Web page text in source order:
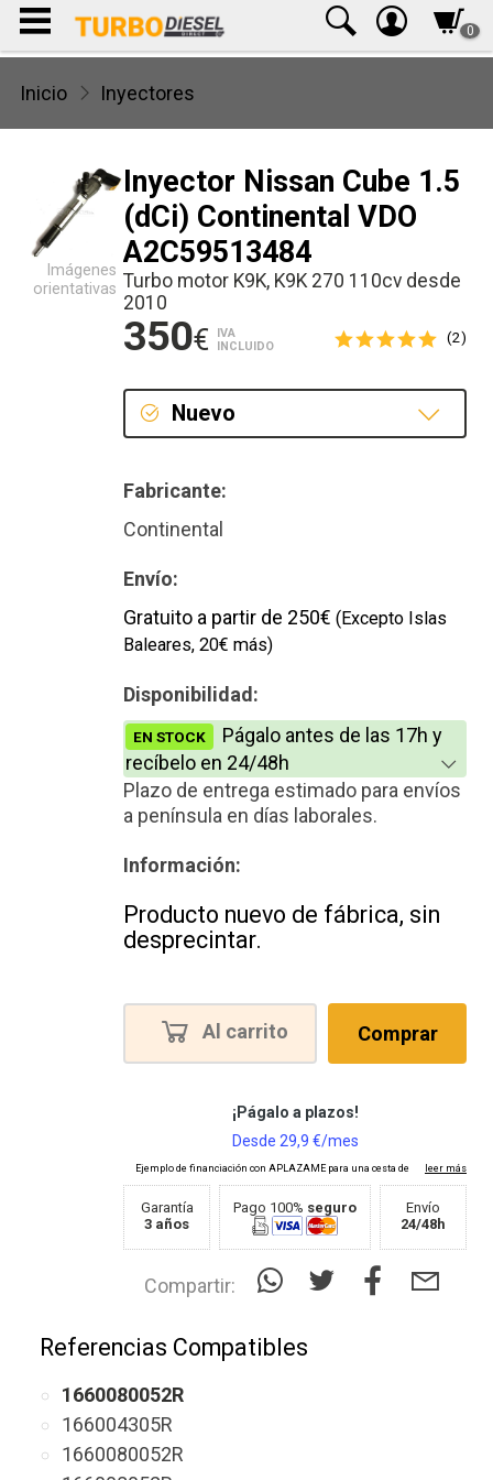
0
Inicio Inyectores
Inyector Nissan Cube 1.5
(dCi) Continental VDO
A2C59513484
Turbo motor K9K, K9K 270 110cv desde
2010
350€
IVA
INCLUIDO
(2)
Nuevo
Fabricante:
Continental
Envío:
Gratuito a partir de 250€ (Excepto Islas
Baleares, 20€ más)
Disponibilidad:
EN STOCK
Págalo antes de las 17h y
recíbelo en 24/48h
Plazo de entrega estimado para envíos
a península en días laborales.
Información:
Producto nuevo de fábrica, sin
desprecintar.
Al carrito Comprar
Garantía
3 años
Pago 100% seguro
Envío
24/48h
Compartir:
Imágenes
orientativas
Referencias Compatibles
1660080052R
166004305R
1660080052R